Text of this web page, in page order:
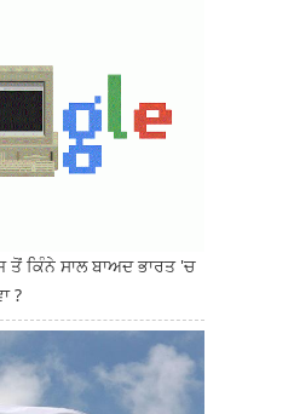
ਕਿੰਨੇ ਸਾਲ ਬਾਅਦ ਭਾਰਤ 'ਚ
?